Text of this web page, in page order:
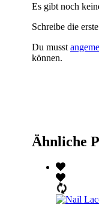
Es gibt noch
Schreibe die
Du musst
können.
Ähnliche